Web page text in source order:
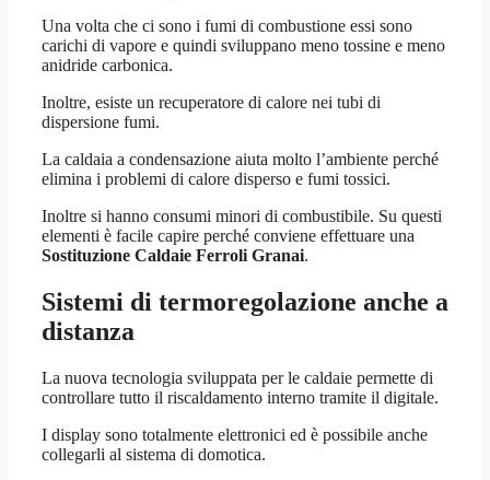
Una volta che ci sono i fumi di combustione essi sono
carichi di vapore e quindi sviluppano meno tossine e meno
anidride carbonica.
Inoltre, esiste un recuperatore di calore nei tubi di
dispersione fumi.
La caldaia a condensazione aiuta molto l’ambiente perché
elimina i problemi di calore disperso e fumi tossici.
Inoltre si hanno consumi minori di combustibile. Su questi
elementi è facile capire perché conviene effettuare una
Sostituzione Caldaie Ferroli Granai.
Sistemi di termoregolazione anche a
distanza
La nuova tecnologia sviluppata per le caldaie permette di
controllare tutto il riscaldamento interno tramite il digitale.
I display sono totalmente elettronici ed è possibile anche
collegarli al sistema di domotica.